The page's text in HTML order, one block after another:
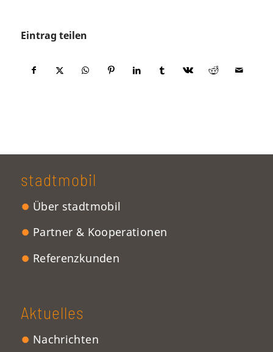
Eintrag teilen
stadtmobil
Über stadtmobil
Partner & Kooperationen
Referenzkunden
Aktuelles
Nachrichten